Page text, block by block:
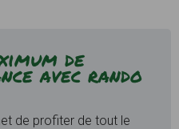
de
avec rando
de profiter de tout le